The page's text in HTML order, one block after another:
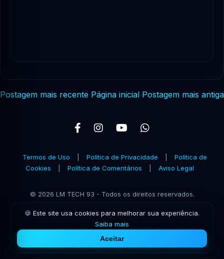
Postagem mais recente Postagem mais antiga
Página inicial
Termos de Uso Política de Privacidade
Política de
Cookies
Política de Comentários Aviso Legal
© 2026 LM TECH 93 - Todos os direitos reservados.
🍪 Este site usa cookies para melhorar sua experiência.
Saiba mais
Aceitar